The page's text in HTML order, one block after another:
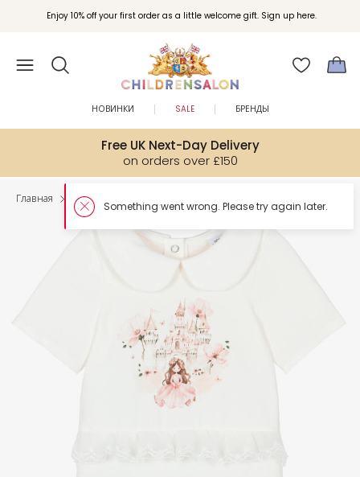
Enjoy 10% off your first order as a little welcome gift. Sign up here.
Free UK Next-Day Delivery
on orders over £150
НОВИНКИ SALE БРЕНДЫ
Главная Малыши